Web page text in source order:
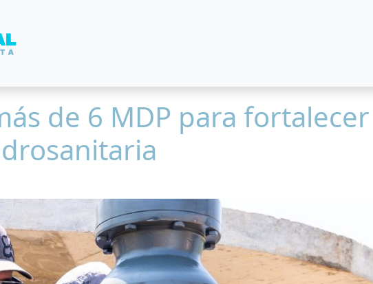
de 6 MDP para fortalecer